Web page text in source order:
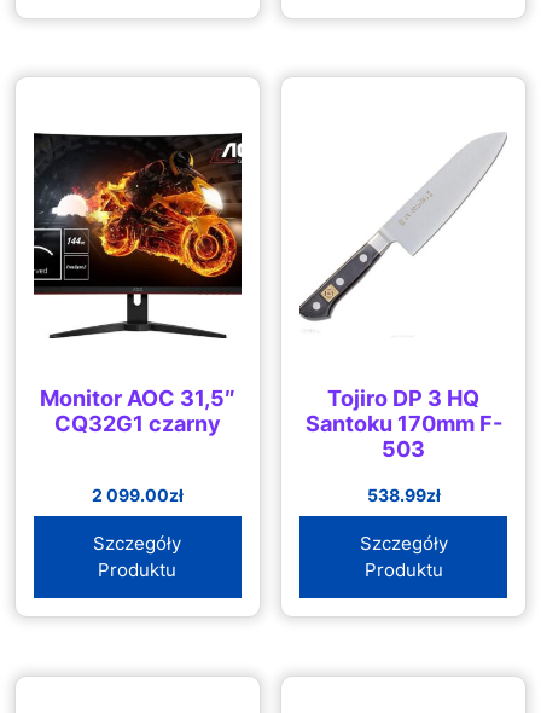
Monitor AOC 31,5″
CQ32G1 czarny
2 099.00zł
Szczegóły
Produktu
Tojiro DP 3 HQ
Santoku 170mm F-
503
538.99zł
Szczegóły
Produktu